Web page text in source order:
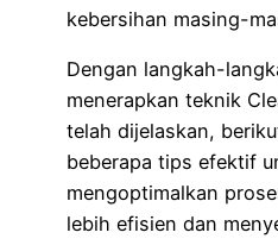
kebersihan masing-
Dengan langkah-
menerapkan teknik
telah dijelaskan,
beberapa tips efektif
mengoptimalkan
lebih efisien dan